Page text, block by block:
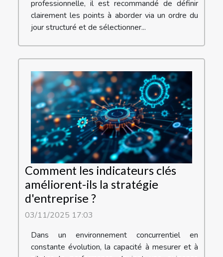
professionnelle, il est recommandé de définir
clairement les points à aborder via un ordre du
jour structuré et de sélectionner...
Comment les indicateurs clés
améliorent-ils la stratégie
d'entreprise ?
03/11/2025 17:03
Dans un environnement concurrentiel en
constante évolution, la capacité à mesurer et à